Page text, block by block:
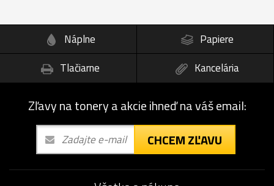
Náplne
Papiere
Tlačiarne
Kancelária
Zľavy na tonery a akcie ihneď na váš email:
CHCEM ZĽAVU